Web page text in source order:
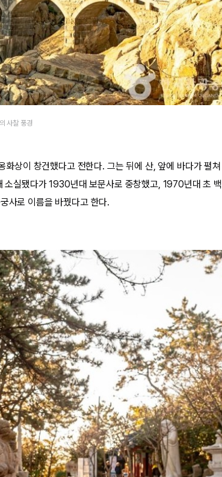
사찰 풍경
상이 창건했다고 전한다. 그는 뒤에 산, 앞에 바다가 펼쳐
소실됐다가 1930년대 보문사로 중창했고, 1970년대 초 백
사로 이름을 바꿨다고 한다.